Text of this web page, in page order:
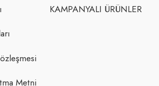
Metni
KAMPANYALI ÜRÜNLER